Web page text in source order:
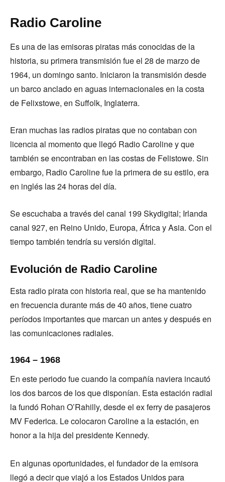
Radio Caroline
Es una de las emisoras piratas más conocidas de la
historia, su primera transmisión fue el 28 de marzo de
1964, un domingo santo. Iniciaron la transmisión desde
un barco anclado en aguas internacionales en la costa
de Felixstowe, en Suffolk, Inglaterra.
Eran muchas las radios piratas que no contaban con
licencia al momento que llegó Radio Caroline y que
también se encontraban en las costas de Felistowe. Sin
embargo, Radio Caroline fue la primera de su estilo, era
en inglés las 24 horas del día.
Se escuchaba a través del canal 199 Skydigital; Irlanda
canal 927, en Reino Unido, Europa, África y Asia. Con el
tiempo también tendría su versión digital.
Evolución de Radio Caroline
Esta radio pirata con historia real, que se ha mantenido
en frecuencia durante más de 40 años, tiene cuatro
períodos importantes que marcan un antes y después en
las comunicaciones radiales.
1964 – 1968
En este periodo fue cuando la compañía naviera incautó
los dos barcos de los que disponían. Esta estación radial
la fundó Rohan O’Rahilly, desde el ex ferry de pasajeros
MV Federica. Le colocaron Caroline a la estación, en
honor a la hija del presidente Kennedy.
En algunas oportunidades, el fundador de la emisora
llegó a decir que viajó a los Estados Unidos para